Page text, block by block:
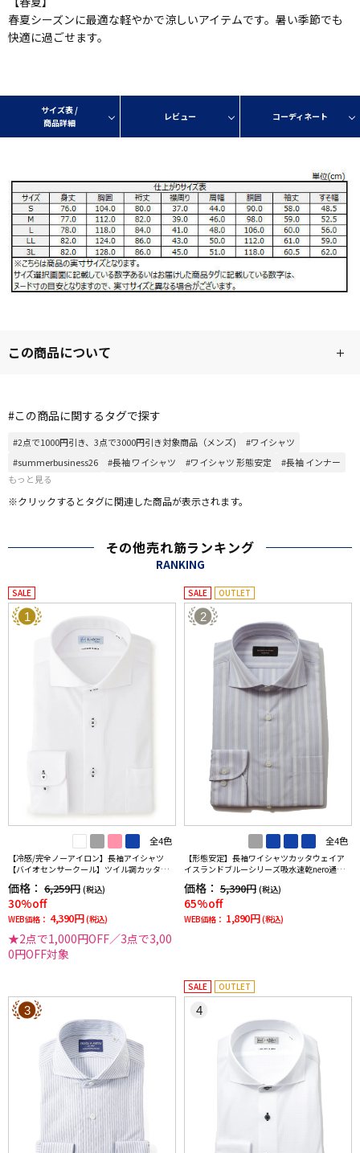
春夏シーズンに最適な軽やかで涼しいアイテムです。暑い季節でも
快適に過ごせます。
サイズ表 /
商品詳細
レビュー コーディネート
この商品について
#この商品に関するタグで探す
#2点で1000円引き、3点で3000円引き対象商品（メンズ)
#ワイシャツ
#summerbusiness26
#長袖 ワイシャツ #ワイシャツ 形態安定
#長袖 インナー
もっと見る
※クリックするとタグに関連した商品が表示されます。
その他売れ筋ランキング
RANKING
SALE
1
全4色
【冷感/完全ノーアイロン】長袖アイシャツ
【バイオセンサークール】ツイル調カッタウ
汗速乾ワイシャツ春夏
価格： 6,259円 (税込)
30%off
WEB価格： 4,390円 (税込)
★2点で1,000円OFF／3点で3,00
0円OFF対象
SALE OUTLET
2
全4色
【形態安定】長袖ワイシャツカッタウェイア
イスランドブルーシリーズ吸水速乾nero通年
価格： 5,390円 (税込)
65%off
WEB価格： 1,890円 (税込)
3
SALE OUTLET
4